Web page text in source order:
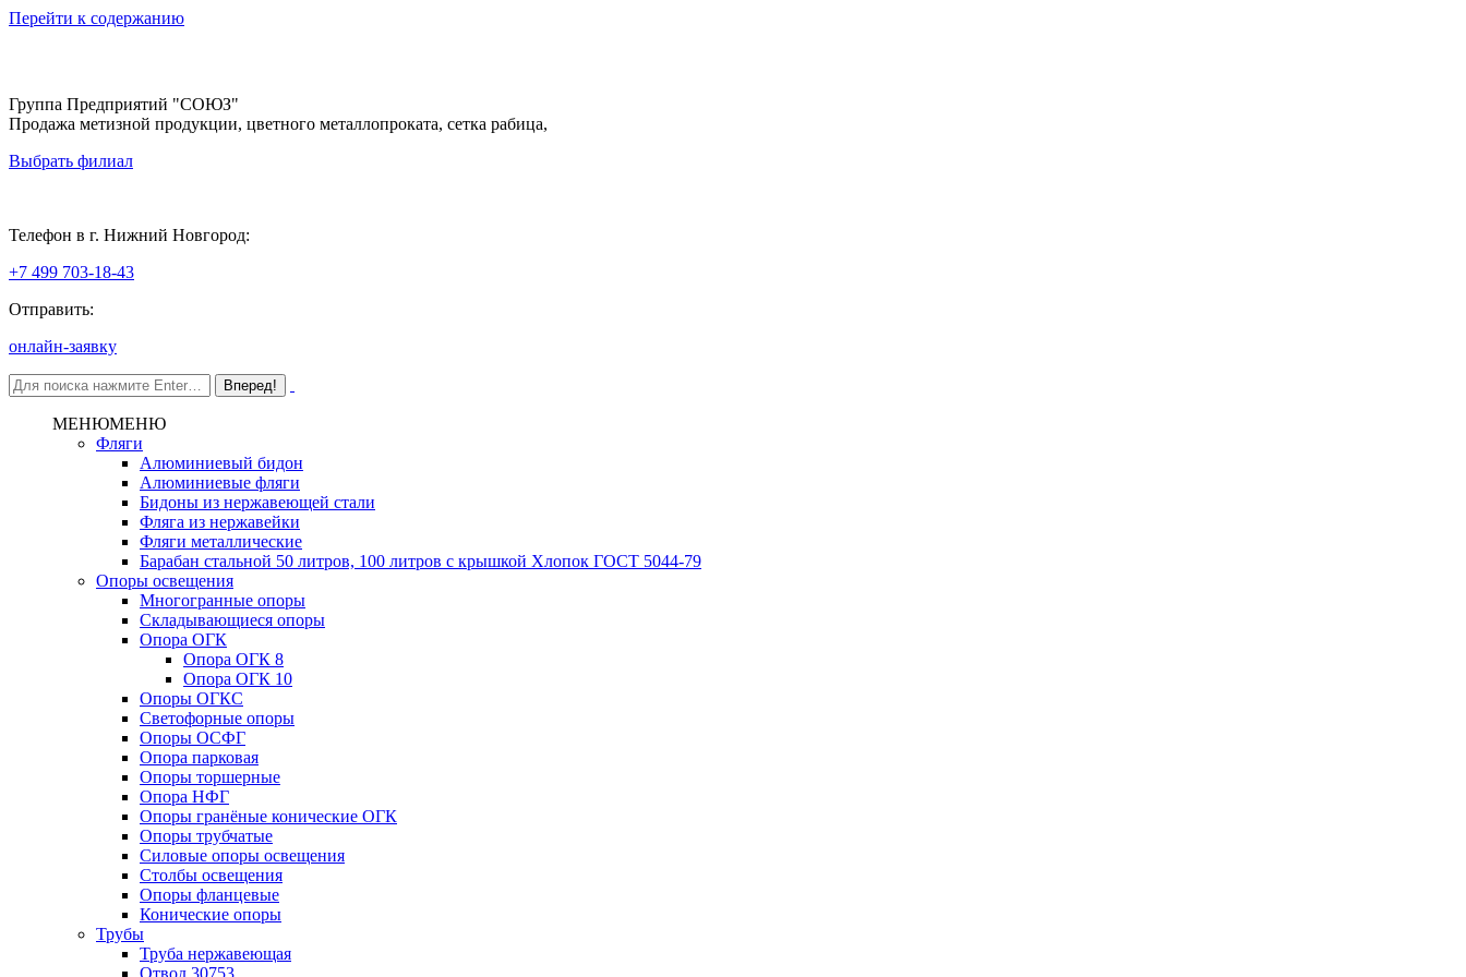
Перейти к содержанию
Группа Предприятий "СОЮЗ"
Продажа метизной продукции, цветного металлопроката, сетка рабица,
Выбрать филиал
Телефон в г. Нижний Новгород:
+7 499 703-18-43
Отправить:
онлайн-заявку
МЕНЮМЕНЮ
Фляги
Алюминиевый бидон
Алюминиевые фляги
Бидоны из нержавеющей стали
Фляга из нержавейки
Фляги металлические
Барабан стальной 50 литров, 100 литров с крышкой Хлопок ГОСТ 5044-79
Опоры освещения
Многогранные опоры
Складывающиеся опоры
Опора ОГК
Опора ОГК 8
Опора ОГК 10
Опоры ОГКС
Светофорные опоры
Опоры ОСФГ
Опора парковая
Опоры торшерные
Опора НФГ
Опоры гранёные конические ОГК
Опоры трубчатые
Силовые опоры освещения
Столбы освещения
Опоры фланцевые
Конические опоры
Трубы
Труба нержавеющая
Отвод 30753